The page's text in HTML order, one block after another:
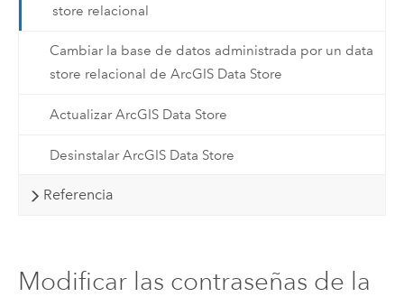
store relacional
Cambiar la base de datos administrada por un data
store relacional de ArcGIS Data Store
Actualizar ArcGIS Data Store
Desinstalar ArcGIS Data Store
Referencia
Modificar las contraseñas de la